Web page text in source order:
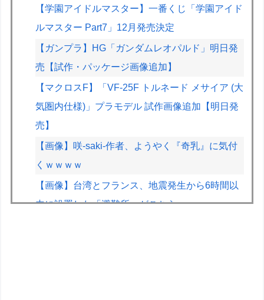
【学園アイドルマスター】一番くじ「学園アイド
ルマスター Part7」12月発売決定
【ガンプラ】HG「ガンダムレオパルド」明日発
売【試作・パッケージ画像追加】
【マクロスF】「VF-25F トルネード メサイア (大
気圏内仕様)」プラモデル 試作画像追加【明日発
売】
【画像】咲-saki-作者、ようやく『奇乳』に気付
くｗｗｗｗ
【画像】台湾とフランス、地震発生から6時間以
内に設置した「避難所」がこちらｗｗｗｗ